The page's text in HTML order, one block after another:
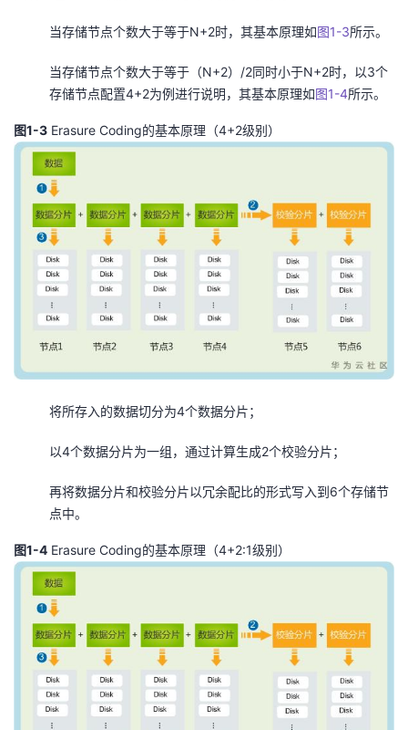
当存储节点个数大于等于N+2时，其基本原理如图1-3所示。
当存储节点个数大于等于（N+2）/2同时小于N+2时，以3个
存储节点配置4+2为例进行说明，其基本原理如图1-4所示。
图1-3 Erasure Coding的基本原理（4+2级别）
将所存入的数据切分为4个数据分片；
以4个数据分片为一组，通过计算生成2个校验分片；
再将数据分片和校验分片以冗余配比的形式写入到6个存储节
点中。
图1-4 Erasure Coding的基本原理（4+2:1级别）